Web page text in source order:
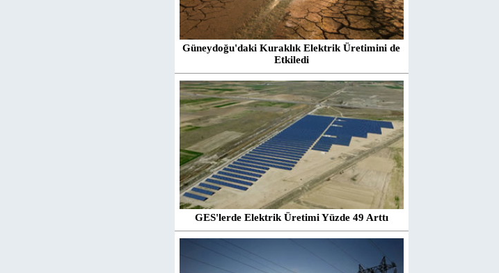
Güneydoğu'daki Kuraklık Elektrik Üretimini de
Etkiledi
GES'lerde Elektrik Üretimi Yüzde 49 Arttı